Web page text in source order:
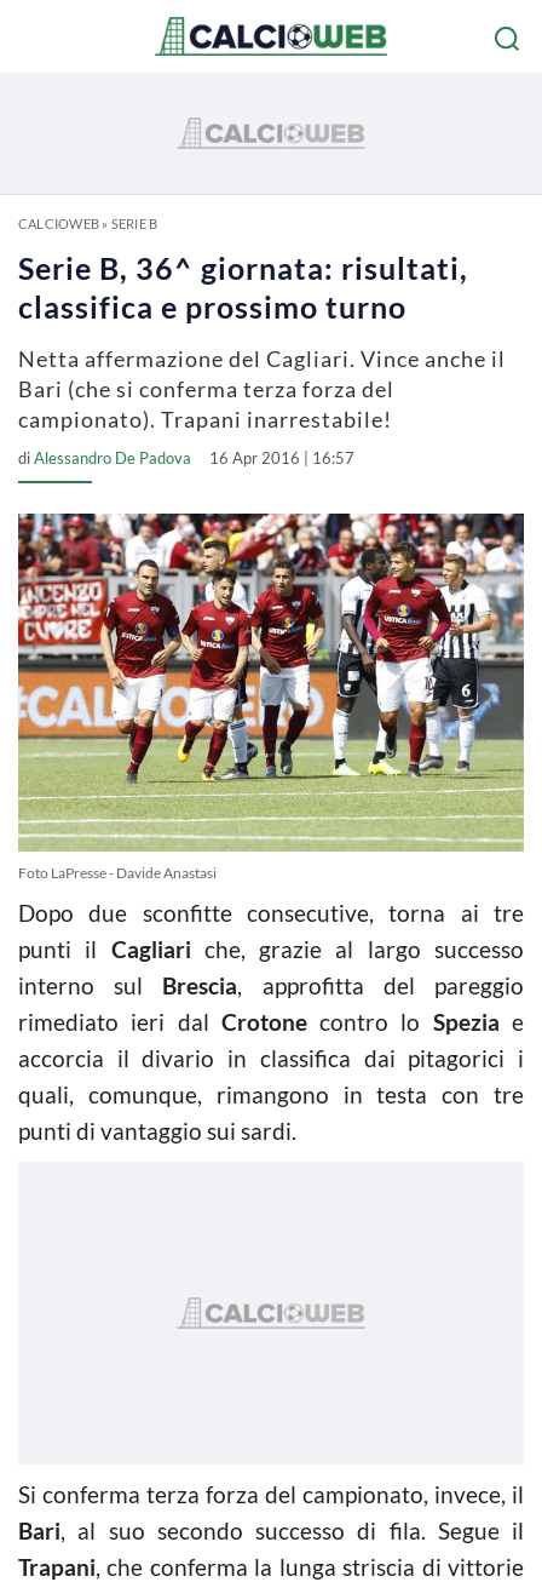
CALCIOWEB» SERIE B
Serie B, 36^ giornata: risultati,
classifica e prossimo turno
Netta affermazione del Cagliari. Vince anche il
Bari (che si conferma terza forza del
campionato). Trapani inarrestabile!
diAlessandro De Padova 16 Apr 2016 | 16:57
Foto LaPresse - Davide Anastasi
Dopo due sconfitte consecutive, torna ai tre
punti il Cagliari che, grazie al largo successo
interno sul Brescia, approfitta del pareggio
rimediato ieri dal Crotonecontro lo Spezia e
accorcia il divario in classifica dai pitagorici i
quali, comunque, rimangono in testa con tre
punti di vantaggio sui sardi.
Si conferma terza forza del campionato, invece, il
Bari, al suo secondo successo di fila. Segue il
Trapani, che conferma la lunga striscia di vittorie